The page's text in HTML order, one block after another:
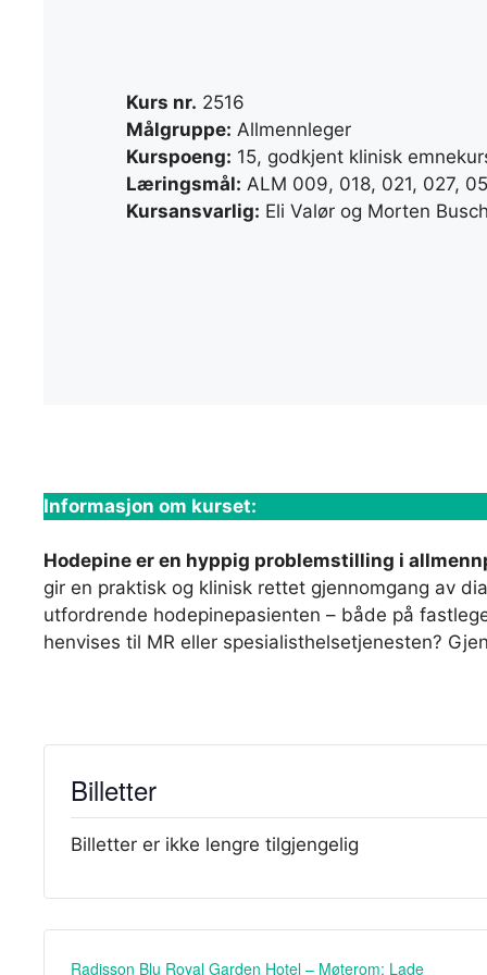
Kurs nr. 2516
Målgruppe: Allmennleger
Kurspoeng: 15, godkjent klinisk
Læringsmål: ALM 009, 018, 021, 027,
Kursansvarlig: Eli Valør og Morten
Informasjon om kurset:
Hodepine er en hyppig problemstilling i
gir en praktisk og klinisk rettet gjennomgang av
utfordrende hodepinepasienten – både på
henvises til MR eller spesialisthelsetjenesten?
Billetter
Billetter er ikke lengre tilgjengelig
Radisson Blu Royal Garden Hotel – Møterom: Lade